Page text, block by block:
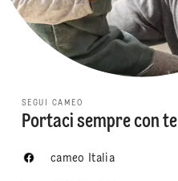
SEGUI CAMEO
Portaci sempre con te
cameo Italia